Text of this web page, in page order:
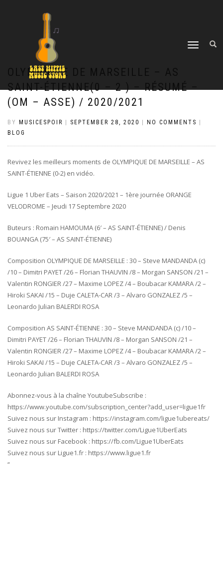
TOGGLE
OLYMPIQUE DE MARSEILLE – AS
SAINT-ÉTIENNE(0 – 2 ) – RÉSUMÉ –
(OM – ASSE) / 2020/2021
BY MUSICESPOIR SEPTEMBER 28, 2020 NO COMMENTS
BLOG
Revivez les meilleurs moments de OLYMPIQUE DE MARSEILLE – AS
SAINT-ÉTIENNE (0-2) en vidéo.
Ligue 1 Uber Eats – Saison 2020/2021 – 1ère journée ORANGE
VELODROME – Jeudi 17 Septembre 2020
Buteurs : Romain HAMOUMA (6′ – AS SAINT-ÉTIENNE) / Denis
BOUANGA (75′ – AS SAINT-ÉTIENNE)
Composition OLYMPIQUE DE MARSEILLE : 30 – Steve MANDANDA (c)
/10 – Dimitri PAYET /26 – Florian THAUVIN /8 – Morgan SANSON /21 –
Valentin RONGIER /27 – Maxime LOPEZ /4 – Boubacar KAMARA /2 –
Hiroki SAKAI /15 – Duje CALETA-CAR /3 – Alvaro GONZALEZ /5 –
Leonardo Julian BALERDI ROSA
Composition AS SAINT-ÉTIENNE : 30 – Steve MANDANDA (c) /10 –
Dimitri PAYET /26 – Florian THAUVIN /8 – Morgan SANSON /21 –
Valentin RONGIER /27 – Maxime LOPEZ /4 – Boubacar KAMARA /2 –
Hiroki SAKAI /15 – Duje CALETA-CAR /3 – Alvaro GONZALEZ /5 –
Leonardo Julian BALERDI ROSA
Abonnez-vous à la chaîne YoutubeSubscribe :
https://www.youtube.com/subscription_center?add_user=ligue1fr
Suivez nous sur Instagram : https://instagram.com/ligue1ubereats/
Suivez nous sur Twitter : https://twitter.com/Ligue1UberEats
Suivez nous sur Facebook : https://fb.com/Ligue1UberEats
Suivez nous sur Ligue1.fr : https://www.ligue1.fr
“